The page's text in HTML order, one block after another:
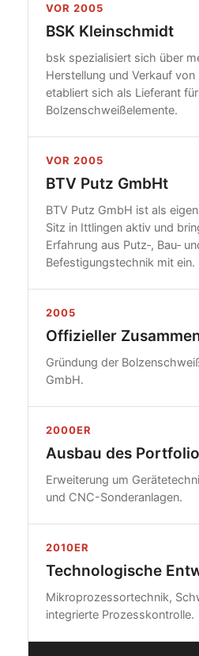
VOR 2005
BSK Kleinschmidt
bsk spezialisiert sich über
Herstellung und Verkauf
etabliert sich als Lieferant für
Bolzenschweißelemente.
VOR 2005
BTV Putz GmbHt
BTV Putz GmbH ist als
Sitz in Ittlingen aktiv und
Erfahrung aus Putz‑, Bau‑
Befestigungstechnik mit ein.
2005
Offizieller
Gründung der
GmbH.
2000ER
Ausbau des
Erweiterung um
und CNC-Sonderanlagen.
2010ER
Technologische
Mikroprozessortechnik,
integrierte Prozesskontrolle.